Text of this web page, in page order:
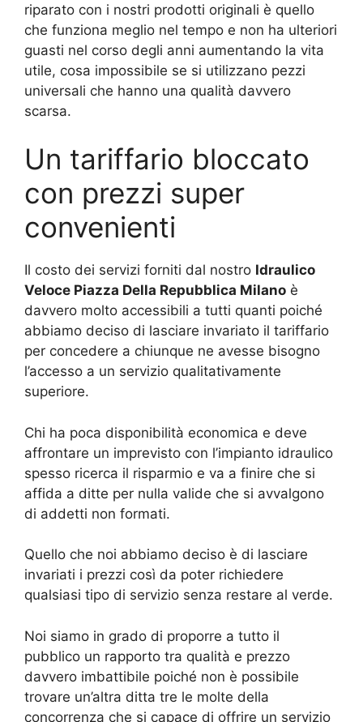
riparato con i nostri prodotti originali è quello
che funziona meglio nel tempo e non ha ulteriori
guasti nel corso degli anni aumentando la vita
utile, cosa impossibile se si utilizzano pezzi
universali che hanno una qualità davvero
scarsa.
Un tariffario bloccato
con prezzi super
convenienti
Il costo dei servizi forniti dal nostro Idraulico
Veloce Piazza Della Repubblica Milano è
davvero molto accessibili a tutti quanti poiché
abbiamo deciso di lasciare invariato il tariffario
per concedere a chiunque ne avesse bisogno
l’accesso a un servizio qualitativamente
superiore.
Chi ha poca disponibilità economica e deve
affrontare un imprevisto con l’impianto idraulico
spesso ricerca il risparmio e va a finire che si
affida a ditte per nulla valide che si avvalgono
di addetti non formati.
Quello che noi abbiamo deciso è di lasciare
invariati i prezzi così da poter richiedere
qualsiasi tipo di servizio senza restare al verde.
Noi siamo in grado di proporre a tutto il
pubblico un rapporto tra qualità e prezzo
davvero imbattibile poiché non è possibile
trovare un’altra ditta tre le molte della
concorrenza che si capace di offrire un servizio